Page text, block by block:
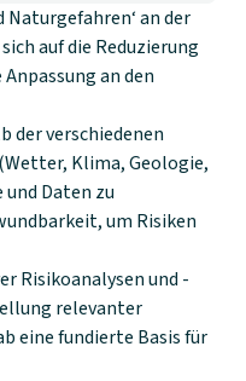
Naturgefahren‘ an der
auf die Reduzierung
an den
der verschiedenen
Klima, Geologie,
Daten zu
um Risiken
Risikoanalysen und -
relevanter
eine fundierte Basis für